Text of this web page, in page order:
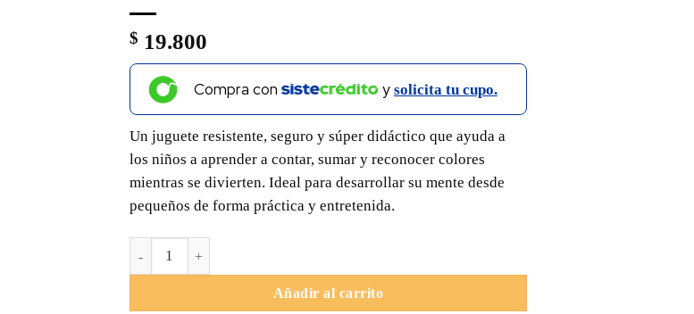
$ 19.800
Compra con y solicita tu cupo.
Un juguete resistente, seguro y súper didáctico que ayuda a
los niños a aprender a contar, sumar y reconocer colores
mientras se divierten. Ideal para desarrollar su mente desde
pequeños de forma práctica y entretenida.
Ábaco en Madera Colores | Juego didáctico de conteo cantidad
Añadir al carrito